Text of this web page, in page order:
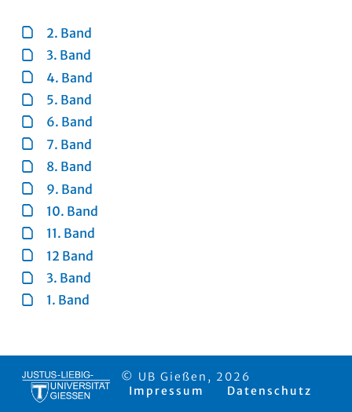
2. Band
3. Band
4. Band
5. Band
6. Band
7. Band
8. Band
9. Band
10. Band
11. Band
12 Band
3. Band
1. Band
© UB Gießen, 2026
Impressum
Datenschutz